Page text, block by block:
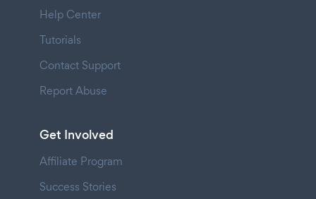
Help Center
Tutorials
Contact Support
Report Abuse
Get Involved
Affiliate Program
Success Stories